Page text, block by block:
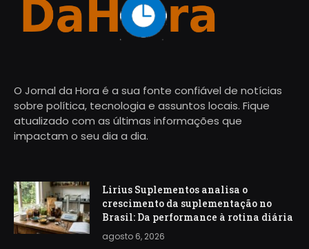
O Jornal da Hora é a sua fonte confiável de notícias
sobre política, tecnologia e assuntos locais. Fique
atualizado com as últimas informações que
impactam o seu dia a dia.
Lirius Suplementos analisa o
crescimento da suplementação no
Brasil: Da performance à rotina diária
agosto 6, 2026